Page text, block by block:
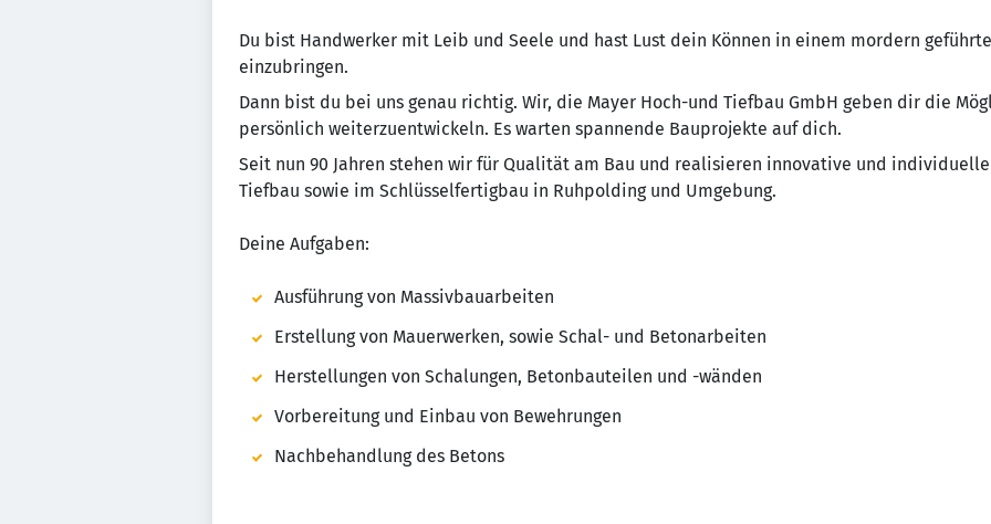
Du bist Handwerker mit Leib und Seele und hast Lust dein Können in einem mordern
einzubringen.
Dann bist du bei uns genau richtig. Wir, die Mayer Hoch-und Tiefbau GmbH geben dir die
persönlich weiterzuentwickeln. Es warten spannende Bauprojekte auf dich.
Seit nun 90 Jahren stehen wir für Qualität am Bau und realisieren innovative und
Tiefbau sowie im Schlüsselfertigbau in Ruhpolding und Umgebung.
Deine Aufgaben:
Ausführung von Massivbauarbeiten
Erstellung von Mauerwerken, sowie Schal- und Betonarbeiten
Herstellungen von Schalungen, Betonbauteilen und -wänden
Vorbereitung und Einbau von Bewehrungen
Nachbehandlung des Betons